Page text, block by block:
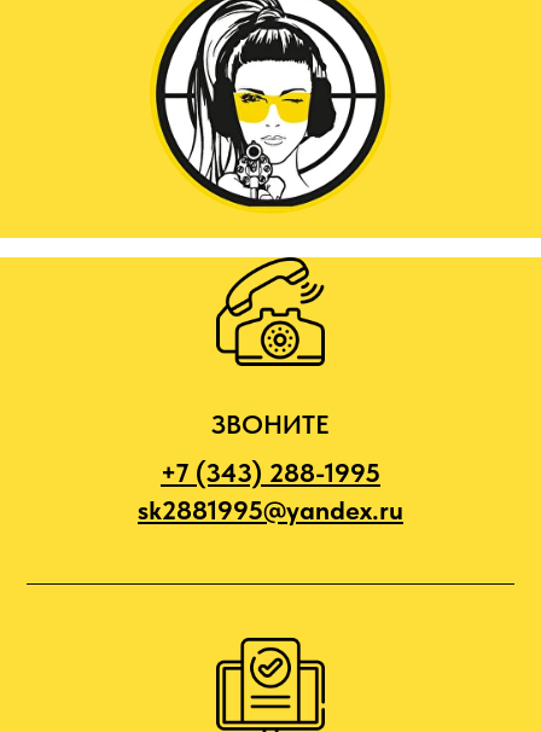
ЗВОНИТЕ
+7 (343) 288-1995
sk2881995@yandex.ru